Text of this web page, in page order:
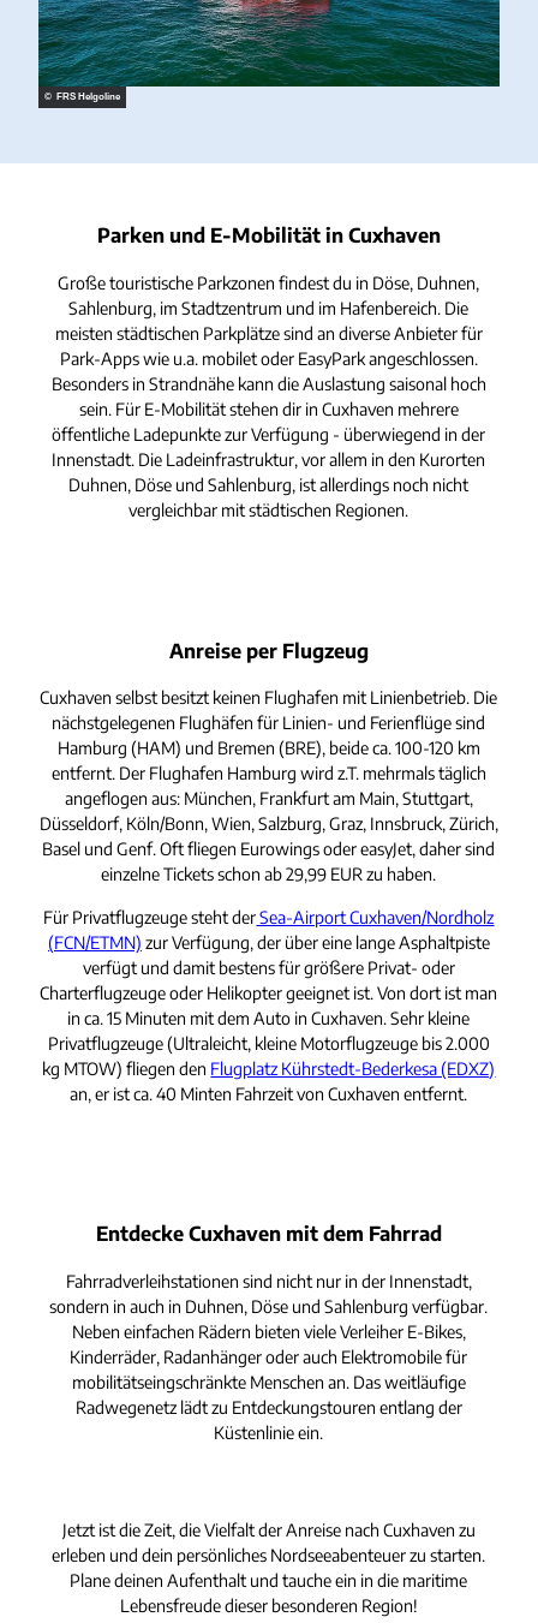
© FRS Helgoline
Parken und E-Mobilität in Cuxhaven
Große touristische Parkzonen findest du in Döse, Duhnen,
Sahlenburg, im Stadtzentrum und im Hafenbereich. Die
meisten städtischen Parkplätze sind an diverse Anbieter für
Park-Apps wie u.a. mobilet oder EasyPark angeschlossen.
Besonders in Strandnähe kann die Auslastung saisonal hoch
sein. Für E-Mobilität stehen dir in Cuxhaven mehrere
öffentliche Ladepunkte zur Verfügung - überwiegend in der
Innenstadt. Die Ladeinfrastruktur, vor allem in den Kurorten
Duhnen, Döse und Sahlenburg, ist allerdings noch nicht
vergleichbar mit städtischen Regionen.
Anreise per Flugzeug
Cuxhaven selbst besitzt keinen Flughafen mit Linienbetrieb. Die
nächstgelegenen Flughäfen für Linien- und Ferienflüge sind
Hamburg (HAM) und Bremen (BRE), beide ca. 100-120 km
entfernt. Der Flughafen Hamburg wird z.T. mehrmals täglich
angeflogen aus: München, Frankfurt am Main, Stuttgart,
Düsseldorf, Köln/Bonn, Wien, Salzburg, Graz, Innsbruck, Zürich,
Basel und Genf. Oft fliegen Eurowings oder easyJet, daher sind
einzelne Tickets schon ab 29,99 EUR zu haben.
Für Privatflugzeuge steht derSea-Airport Cuxhaven/Nordholz
(FCN/ETMN) zur Verfügung, der über eine lange Asphaltpiste
verfügt und damit bestens für größere Privat- oder
Charterflugzeuge oder Helikopter geeignet ist. Von dort ist man
in ca. 15 Minuten mit dem Auto in Cuxhaven. Sehr kleine
Privatflugzeuge (Ultraleicht, kleine Motorflugzeuge bis 2.000
kg MTOW) fliegen den Flugplatz Kührstedt-Bederkesa (EDXZ)
an, er ist ca. 40 Minten Fahrzeit von Cuxhaven entfernt.
Entdecke Cuxhaven mit dem Fahrrad
Fahrradverleihstationen sind nicht nur in der Innenstadt,
sondern in auch in Duhnen, Döse und Sahlenburg verfügbar.
Neben einfachen Rädern bieten viele Verleiher E-Bikes,
Kinderräder, Radanhänger oder auch Elektromobile für
mobilitätseingschränkte Menschen an. Das weitläufige
Radwegenetz lädt zu Entdeckungstouren entlang der
Küstenlinie ein.
Jetzt ist die Zeit, die Vielfalt der Anreise nach Cuxhaven zu
erleben und dein persönliches Nordseeabenteuer zu starten.
Plane deinen Aufenthalt und tauche ein in die maritime
Lebensfreude dieser besonderen Region!